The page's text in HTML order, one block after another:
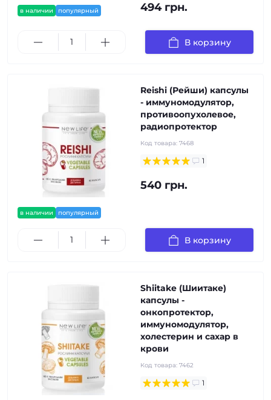
в наличии популярный 494 грн.
В корзину
в наличии популярный
Reishi (Рейши) капсулы
- иммуномодулятор,
противоопухолевое,
радиопротектор
Код товара: 7468
1
540 грн.
В корзину
Shiitake (Шиитаке)
капсулы -
онкопротектор,
иммуномодулятор,
холестерин и сахар в
крови
Код товара: 7462
1